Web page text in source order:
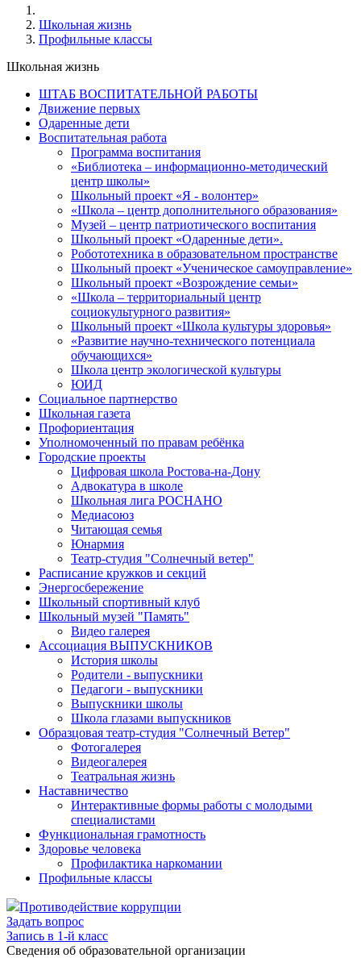
Школьная жизнь
Профильные классы
Школьная жизнь
ШТАБ ВОСПИТАТЕЛЬНОЙ РАБОТЫ
Движение первых
Одаренные дети
Воспитательная работа
Программа воспитания
«Библиотека – информационно-методический
центр школы»
Школьный проект «Я - волонтер»
«Школа – центр дополнительного образования»
Музей – центр патриотического воспитания
Школьный проект «Одаренные дети».
Робототехника в образовательном пространстве
Школьный проект «Ученическое самоуправление»
Школьный проект «Возрождение семьи»
«Школа – территориальный центр
социокультурного развития»
Школьный проект «Школа культуры здоровья»
«Развитие научно-технического потенциала
обучающихся»
Школа центр экологической культуры
ЮИД
Социальное партнерство
Школьная газета
Профориентация
Уполномоченный по правам ребёнка
Городские проекты
Цифровая школа Ростова-на-Дону
Адвокатура в школе
Школьная лига РОСНАНО
Медиасоюз
Читающая семья
Юнармия
Театр-студия "Солнечный ветер"
Расписание кружков и секций
Энергосбережение
Школьный спортивный клуб
Школьный музей "Память"
Видео галерея
Ассоциация ВЫПУСКНИКОВ
История школы
Родители - выпускники
Педагоги - выпускники
Выпускники школы
Школа глазами выпускников
Образцовая театр-студия "Солнечный Ветер"
Фотогалерея
Видеогалерея
Театральная жизнь
Наставничество
Интерактивные формы работы с молодыми
специалистами
Функциональная грамотность
Здоровье человека
Профилактика наркомании
Профильные классы
Противодействие коррупции
Задать вопрос
Запись в 1-й класс
Cведения об образовательной организации